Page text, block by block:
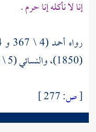
إنا لا نأكله إنا حرم .
(1850)، والنسائي (5 \ 184) .
[ص: